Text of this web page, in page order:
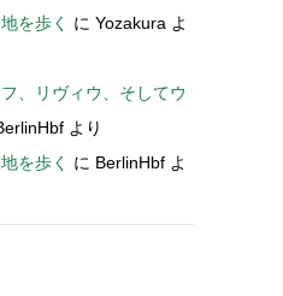
を歩く
に Yozakura よ
、リヴィウ、そしてウ
より
を歩く
に BerlinHbf よ